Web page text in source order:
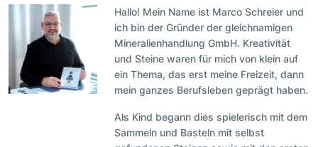
Hallo! Mein Name ist Marco Schreier und
ich bin der Gründer der gleichnamigen
Mineralienhandlung GmbH. Kreativität
und Steine waren für mich von klein auf
ein Thema, das erst meine Freizeit, dann
mein ganzes Berufsleben geprägt haben.
Als Kind begann dies spielerisch mit dem
Sammeln und Basteln mit selbst